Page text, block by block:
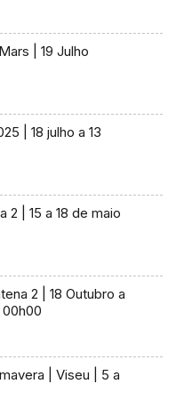
| 19 Julho
| 18 julho a 13
2 | 15 a 18 de maio
2 | 18 Outubro a
| Viseu | 5 a